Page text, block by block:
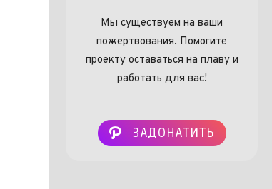
Мы существуем на ваши
пожертвования. Помогите
проекту оставаться на плаву и
работать для вас!
ЗАДОНАТИТЬ